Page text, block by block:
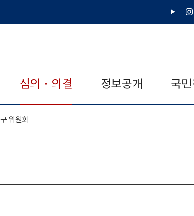
유
인
심의 · 의결 정보공개 국
구 위원회